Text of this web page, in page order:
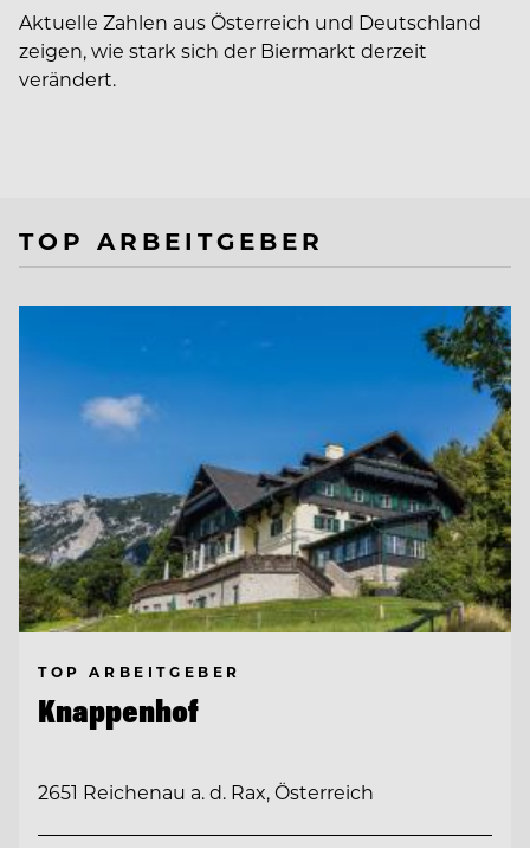
Aktuelle Zahlen aus Österreich und Deutschland
zeigen, wie stark sich der Biermarkt derzeit
verändert.
TOP ARBEITGEBER
TOP ARBEITGEBER
Knappenhof
2651 Reichenau a. d. Rax, Österreich